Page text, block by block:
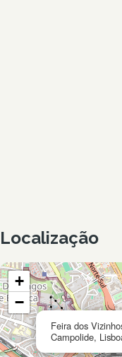
Localização
Feira dos
Campolide,
+
−